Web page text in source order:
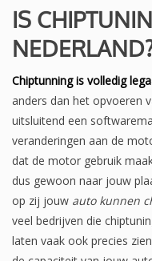
IS
Chiptunning is volledig
anders dan het opvoeren
uitsluitend een
veranderingen aan de
dat de motor gebruik
dus gewoon naar jouw
op zij jouw auto kunnen
veel bedrijven die
laten vaak ook precies